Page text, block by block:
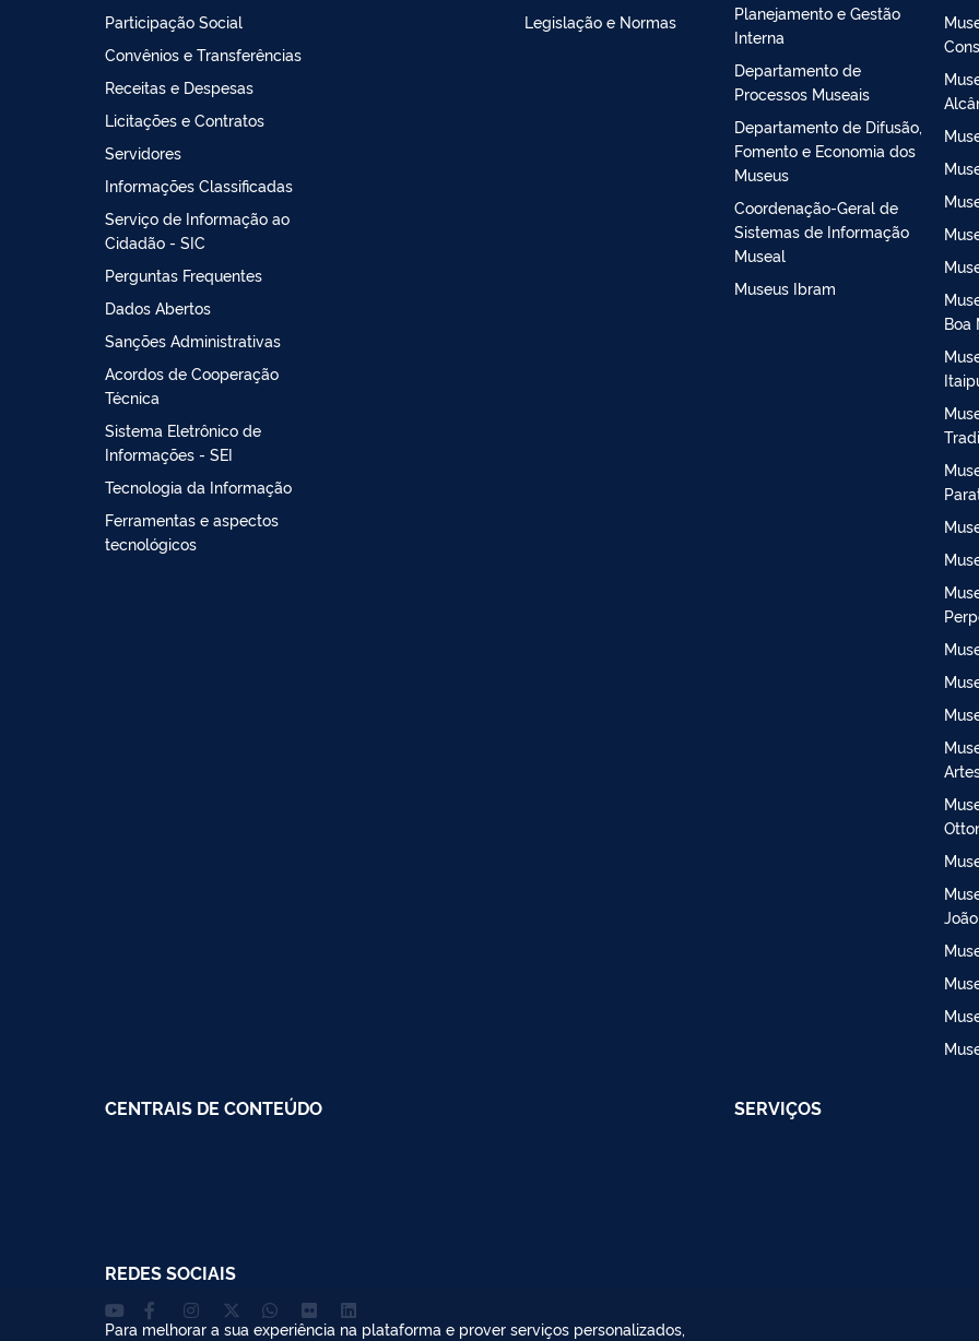
Participação Social
Convênios e Transferências
Receitas e Despesas
Licitações e Contratos
Servidores
Informações Classificadas
Serviço de Informação ao
Cidadão - SIC
Perguntas Frequentes
Dados Abertos
Sanções Administrativas
Acordos de Cooperação
Técnica
Sistema Eletrônico de
Informações - SEI
Tecnologia da Informação
Ferramentas e aspectos
tecnológicos
Legislação e Normas
Planejamento e Gestão
Interna
Departamento de
Processos Museais
Departamento de Difusão,
Fomento e Economia dos
Museus
Coordenação-Geral de
Sistemas de Informação
Museal
Museus Ibram
Boa
CENTRAIS DE CONTEÚDO SERVIÇOS
REDES SOCIAIS
Para melhorar a sua experiência na plataforma e prover serviços personalizados,